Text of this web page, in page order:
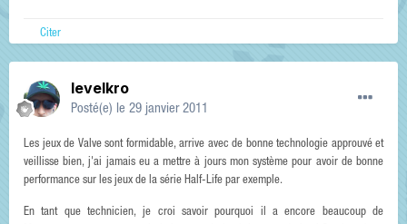
Citer
levelkro
Posté(e) le 29 janvier 2011
Les jeux de Valve sont formidable, arrive avec de bonne technologie approuvé et
veillisse bien, j'ai jamais eu a mettre à jours mon système pour avoir de bonne
performance sur les jeux de la série Half-Life par exemple.
En tant que technicien, je croi savoir pourquoi il a encore beaucoup de